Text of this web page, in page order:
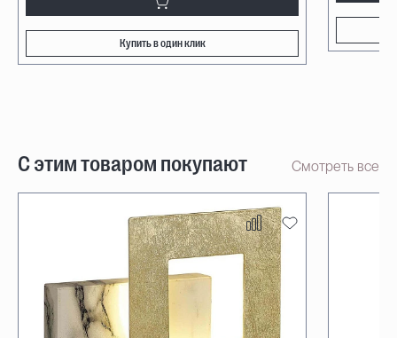
Купить в один клик
С этим товаром покупают Смотреть все